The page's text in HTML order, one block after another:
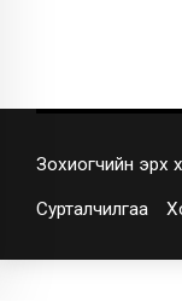
Зохиогчийн эрх
Сурталчилгаа